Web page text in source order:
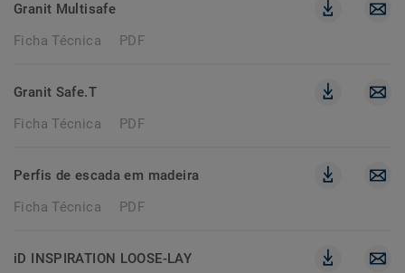
Granit Multisafe
Ficha Técnica
PDF
Granit Safe.T
Ficha Técnica
PDF
Perfis de escada em madeira
Ficha Técnica
PDF
iD INSPIRATION LOOSE-LAY